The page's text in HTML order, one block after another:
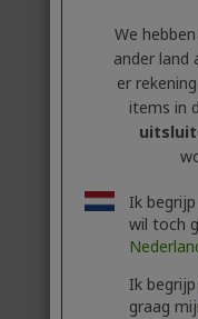
We
ander land
er
items in
Ik
wil toch
Ik
graag